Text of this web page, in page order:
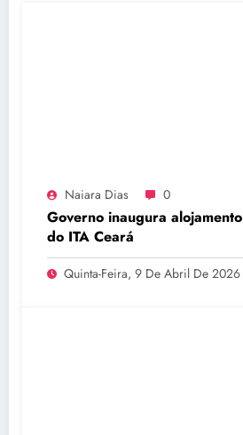
Naiara Dias 0
Governo inaugura
do ITA Ceará
Quinta-Feira, 9 De Abril De 2026